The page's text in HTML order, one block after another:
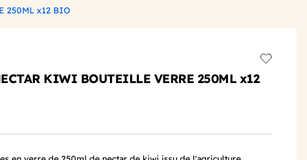
250ML x12 BIO
KIWI BOUTEILLE VERRE 250ML x12